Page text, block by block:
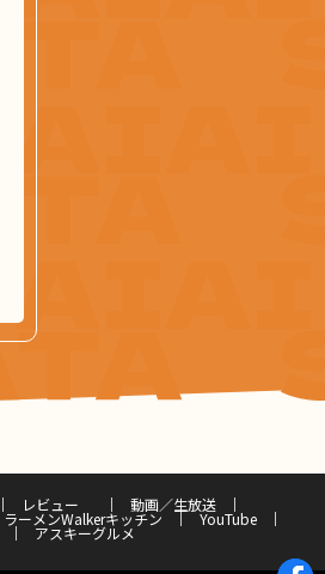
レビュー 動画／生放送
ラーメンWalkerキッチン YouTube
アスキーグルメ